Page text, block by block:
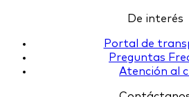
De interés
Portal de
Preguntas
Atención al